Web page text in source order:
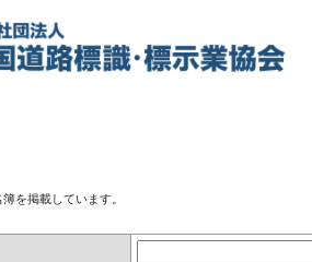
を掲載しています。